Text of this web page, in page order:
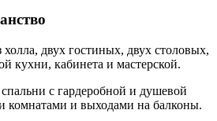
двух гостиных, двух столовых,
кухни, кабинета и мастерской.
с гардеробной и душевой
комнатами и выходами на балконы.